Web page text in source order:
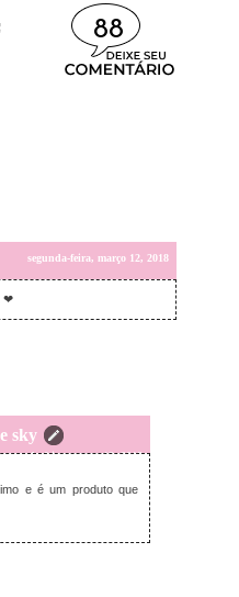
88
segunda-feira, março 12, 2018
❤
sky
segunda-feira, março 12, 2018
e é um produto que